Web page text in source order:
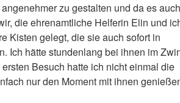
zu gestalten und da es
die ehrenamtliche Helferin Elin und
Kisten gelegt, die sie auch sofort in
Ich hätte stundenlang bei ihnen im
Besuch hatte ich nicht einmal die
nur den Moment mit ihnen